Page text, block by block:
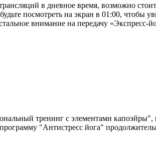
в дневное время, возможно
посмотреть на экран в 01:00,
внимание на передачу «Экспресс-
тренинг с элементами
"Антистресс йога"